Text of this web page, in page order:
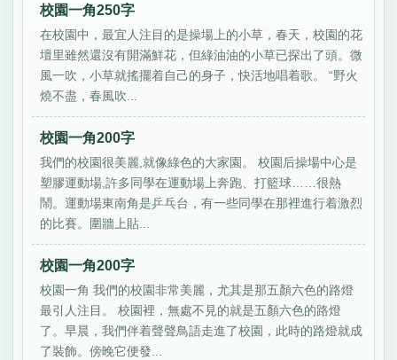
校園一角250字
在校園中，最宜人注目的是操場上的小草，春天，校園的花
壇里雖然還沒有開滿鮮花，但綠油油的小草已探出了頭。微
風一吹，小草就搖擺着自己的身子，快活地唱着歌。 “野火
燒不盡，春風吹...
校園一角200字
我們的校園很美麗,就像綠色的大家園。 校園后操場中心是
塑膠運動場,許多同學在運動場上奔跑、打籃球……很熱
鬧。運動場東南角是乒乓台，有一些同學在那裡進行着激烈
的比賽。圍牆上貼...
校園一角200字
校園一角 我們的校園非常美麗，尤其是那五顏六色的路燈
最引人注目。 校園裡，無處不見的就是五顏六色的路燈
了。早晨，我們伴着聲聲鳥語走進了校園，此時的路燈就成
了裝飾。傍晚它便發...